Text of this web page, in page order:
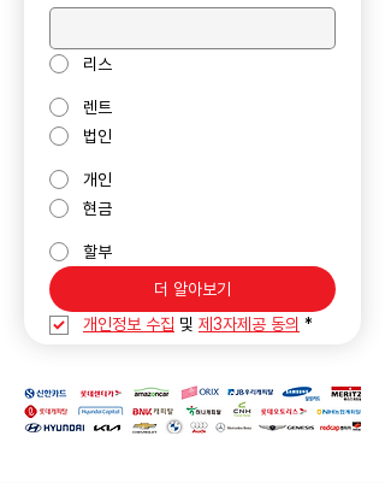
리스
렌트
법인
개인
현금
할부
더 알아보기
개인정보 수집 및 제3자제공 동의 *